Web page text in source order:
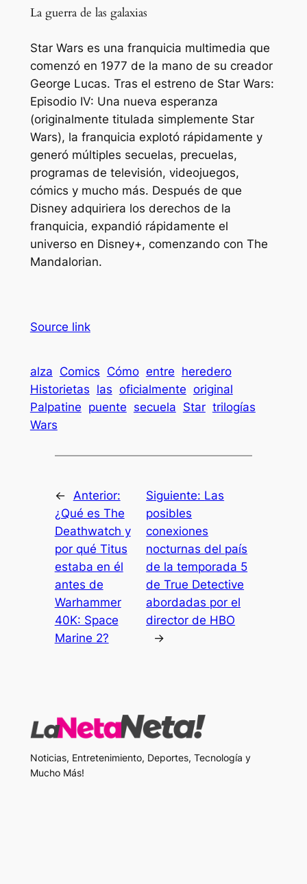
La guerra de las galaxias
Star Wars es una franquicia multimedia que
comenzó en 1977 de la mano de su creador
George Lucas. Tras el estreno de Star Wars:
Episodio IV: Una nueva esperanza
(originalmente titulada simplemente Star
Wars), la franquicia explotó rápidamente y
generó múltiples secuelas, precuelas,
programas de televisión, videojuegos,
cómics y mucho más. Después de que
Disney adquiriera los derechos de la
franquicia, expandió rápidamente el
universo en Disney+, comenzando con The
Mandalorian.
Source link
alza Comics Cómo entre heredero
Historietas las oficialmente original
Palpatine puente secuela Star trilogías
Wars
← Anterior:
¿Qué es The
Deathwatch y
por qué Titus
estaba en él
antes de
Warhammer
40K: Space
Marine 2?
Siguiente: Las
posibles
conexiones
nocturnas del país
de la temporada 5
de True Detective
abordadas por el
director de HBO
→
Noticias, Entretenimiento, Deportes, Tecnología y
Mucho Más!